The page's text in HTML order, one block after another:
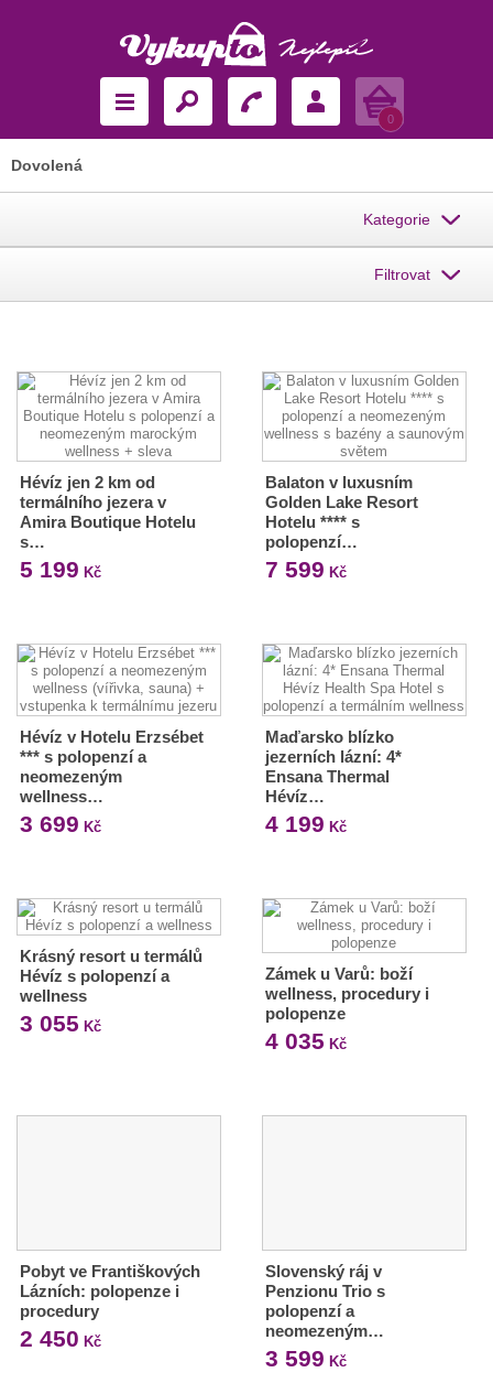
Košík
0
Dovolená
Kategorie
Filtrovat
Hévíz jen 2 km od
termálního jezera v
Amira Boutique Hotelu
s…
5 199 Kč
Balaton v luxusním
Golden Lake Resort
Hotelu **** s
polopenzí…
7 599 Kč
Hévíz v Hotelu Erzsébet
*** s polopenzí a
neomezeným
wellness…
3 699 Kč
Maďarsko blízko
jezerních lázní: 4*
Ensana Thermal
Hévíz…
4 199 Kč
Krásný resort u termálů
Hévíz s polopenzí a
wellness
3 055 Kč
Zámek u Varů: boží
wellness, procedury i
polopenze
4 035 Kč
Pobyt ve Františkových
Lázních: polopenze i
procedury
2 450 Kč
Slovenský ráj v
Penzionu Trio s
polopenzí a
neomezeným…
3 599 Kč